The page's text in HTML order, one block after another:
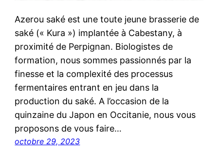
Azerou saké est une toute jeune brasserie de
saké (« Kura ») implantée à Cabestany, à
proximité de Perpignan. Biologistes de
formation, nous sommes passionnés par la
finesse et la complexité des processus
fermentaires entrant en jeu dans la
production du saké. A l’occasion de la
quinzaine du Japon en Occitanie, nous vous
proposons de vous faire…
octobre 29, 2023